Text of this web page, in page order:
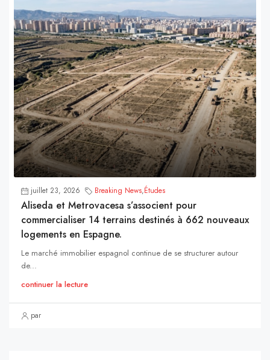
juillet 23, 2026 Breaking News,Études
Aliseda et Metrovacesa s’associent pour
commercialiser 14 terrains destinés à 662 nouveaux
logements en Espagne.
Le marché immobilier espagnol continue de se structurer autour
de...
continuer la lecture
par